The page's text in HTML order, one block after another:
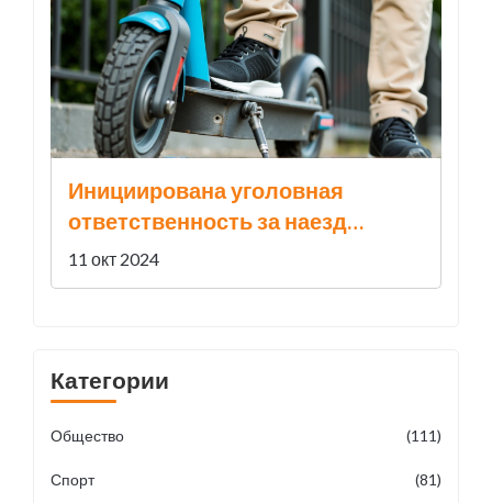
Инициирована уголовная
ответственность за наезд
электросамоката на девушку в
Сочи
11 окт 2024
Категории
Общество (111)
Спорт (81)